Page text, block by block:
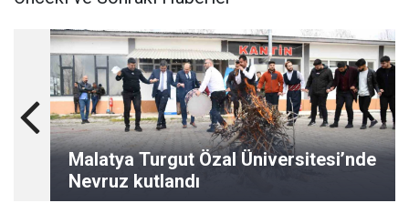
Malatya Turgut Özal Üniversitesi’nde
Nevruz kutlandı